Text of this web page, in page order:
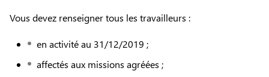
Vous devez renseigner tous les travailleurs :
en activité au 31/12/2019 ;
affectés aux missions agréées ;